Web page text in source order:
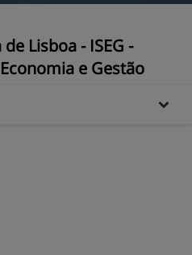
Lisboa - ISEG -
e Gestão